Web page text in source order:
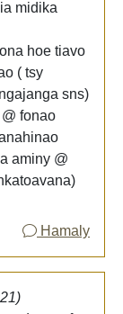
midika
hoe tiavo
( tsy
sns)
fonao
aminy @
Hamaly